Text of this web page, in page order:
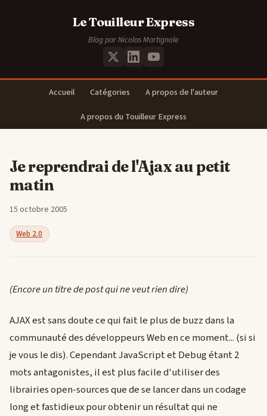
Le Touilleur Express
Blog par Nicolas Martignole
Accueil Catégories
A propos de l'auteur
A propos du Touilleur Express
Je reprendrai de l'Ajax au petit
matin
15 octobre 2005
Web 2.0
(Encore un titre de post qui ne veut rien dire)
AJAX est sans doute ce qui fait le plus de buzz dans la
communauté des développeurs Web en ce moment... (si si
je vous le dis). Cependant JavaScript et Debug étant 2
mots antagonistes, il est plus facile d'utiliser des
librairies open-sources que de se lancer dans un codage
long et fastidieux pour obtenir un résultat qui ne